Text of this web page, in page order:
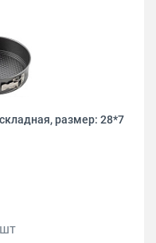
размер: 28*7
шт